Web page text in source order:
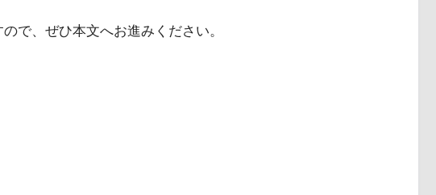
で、ぜひ本文へお進みください。